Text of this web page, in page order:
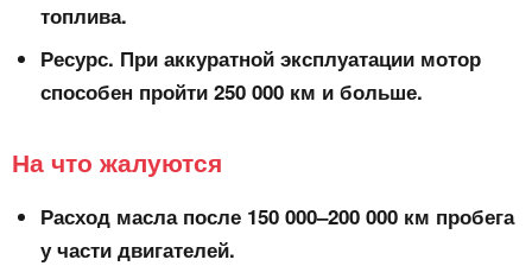
топлива.
Ресурс. При аккуратной эксплуатации мотор
способен пройти 250 000 км и больше.
На что жалуются
Расход маслапосле 150 000–200 000 км пробега
у части двигателей.